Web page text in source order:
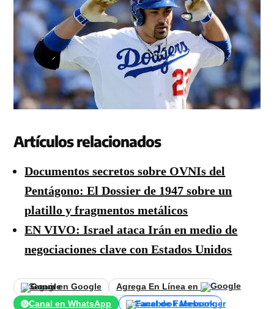
Artículos relacionados
Documentos secretos sobre OVNIs del
Pentágono: El Dossier de 1947 sobre un
platillo y fragmentos metálicos
EN VIVO: Israel ataca Irán en medio de
negociaciones clave con Estados Unidos
Seguir en Google
Agrega En Línea en
Canal en WhatsApp
Canal de Facebook